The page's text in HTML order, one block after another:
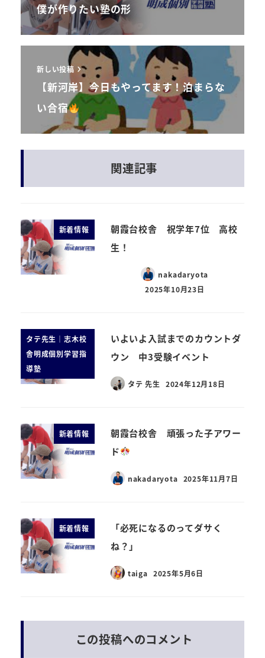
僕が作りたい塾の形
新しい投稿
【新河岸】今日もやってます！泊まらな
い合宿
関連記事
新着情報
朝霞台校舎 祝学年7位 高校
生！
nakadaryota
2025年10月23日
タテ先生｜志木校
舎明成個別学習指
導塾
いよいよ入試までのカウントダ
ウン 中3受験イベント
タテ 先生 2024年12月18日
新着情報
朝霞台校舎 頑張った子アワー
ド
nakadaryota 2025年11月7日
新着情報
「必死になるのってダサく
ね？」
taiga 2025年5月6日
この投稿へのコメント